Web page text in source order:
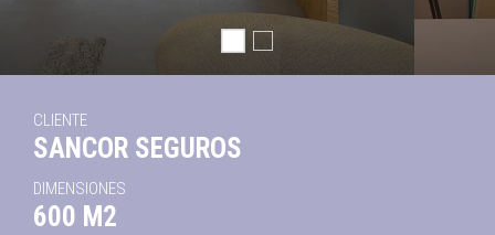
CLIENTE
SANCOR SEGUROS
DIMENSIONES
600 M2